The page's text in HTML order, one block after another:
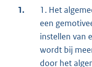
1.
1. Het
een
instellen van
wordt bij
door het